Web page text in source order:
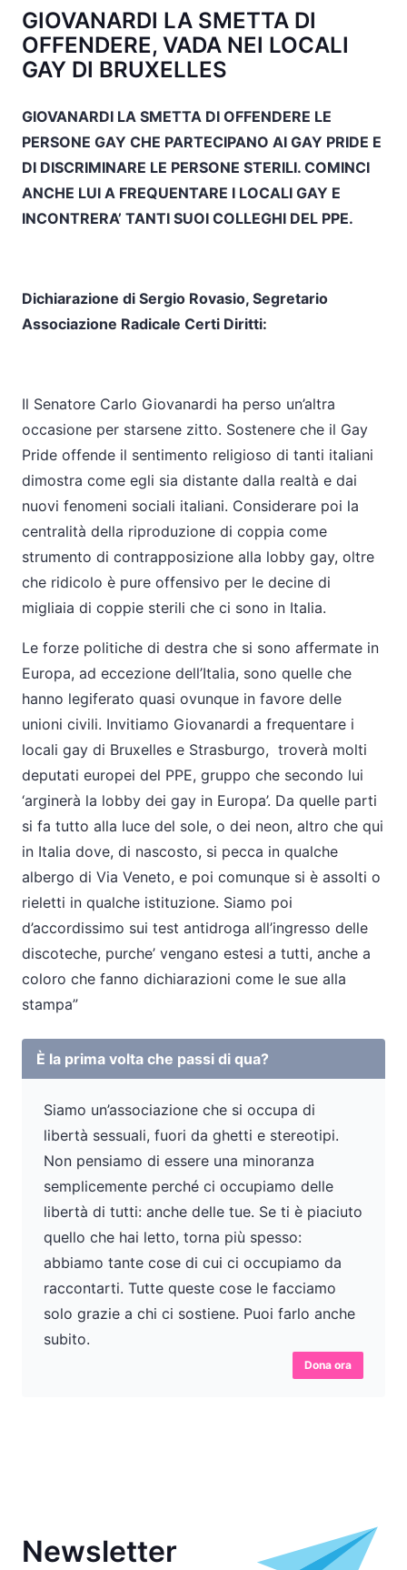
GIOVANARDI LA SMETTA DI
OFFENDERE, VADA NEI LOCALI
GAY DI BRUXELLES
GIOVANARDI LA SMETTA DI OFFENDERE LE
PERSONE GAY CHE PARTECIPANO AI GAY PRIDE E
DI DISCRIMINARE LE PERSONE STERILI. COMINCI
ANCHE LUI A FREQUENTARE I LOCALI GAY E
INCONTRERA’ TANTI SUOI COLLEGHI DEL PPE.
Dichiarazione di Sergio Rovasio, Segretario
Associazione Radicale Certi Diritti:
Il Senatore Carlo Giovanardi ha perso un’altra
occasione per starsene zitto. Sostenere che il Gay
Pride offende il sentimento religioso di tanti italiani
dimostra come egli sia distante dalla realtà e dai
nuovi fenomeni sociali italiani. Considerare poi la
centralità della riproduzione di coppia come
strumento di contrapposizione alla lobby gay, oltre
che ridicolo è pure offensivo per le decine di
migliaia di coppie sterili che ci sono in Italia.
Le forze politiche di destra che si sono affermate in
Europa, ad eccezione dell’Italia, sono quelle che
hanno legiferato quasi ovunque in favore delle
unioni civili. Invitiamo Giovanardi a frequentare i
locali gay di Bruxelles e Strasburgo, troverà molti
deputati europei del PPE, gruppo che secondo lui
‘arginerà la lobby dei gay in Europa’. Da quelle parti
si fa tutto alla luce del sole, o dei neon, altro che qui
in Italia dove, di nascosto, si pecca in qualche
albergo di Via Veneto, e poi comunque si è assolti o
rieletti in qualche istituzione. Siamo poi
d’accordissimo sui test antidroga all’ingresso delle
discoteche, purche’ vengano estesi a tutti, anche a
coloro che fanno dichiarazioni come le sue alla
stampa”
È la prima volta che passi di qua?
Siamo un’associazione che si occupa di
libertà sessuali, fuori da ghetti e stereotipi.
Non pensiamo di essere una minoranza
semplicemente perché ci occupiamo delle
libertà di tutti: anche delle tue. Se ti è piaciuto
quello che hai letto, torna più spesso:
abbiamo tante cose di cui ci occupiamo da
raccontarti. Tutte queste cose le facciamo
solo grazie a chi ci sostiene. Puoi farlo anche
subito.
Dona ora
Newsletter